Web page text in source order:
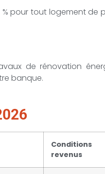
pour tout logement de
de rénovation
banque.
revenus